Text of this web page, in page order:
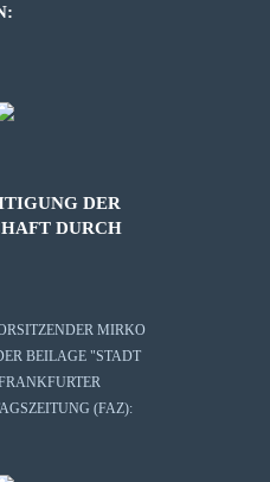
DER
DURCH
MIRKO
BEILAGE "STADT
(FAZ):